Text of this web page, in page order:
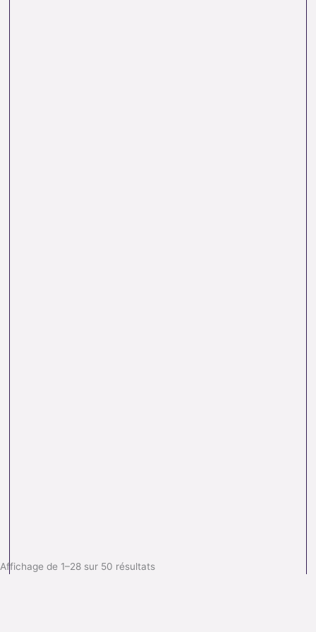
Affichage de 1–28 sur 50 résultats